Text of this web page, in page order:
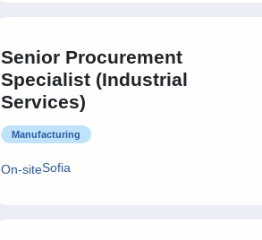
Senior Procurement
Specialist (Industrial
Services)
Manufacturing
On-siteSofia